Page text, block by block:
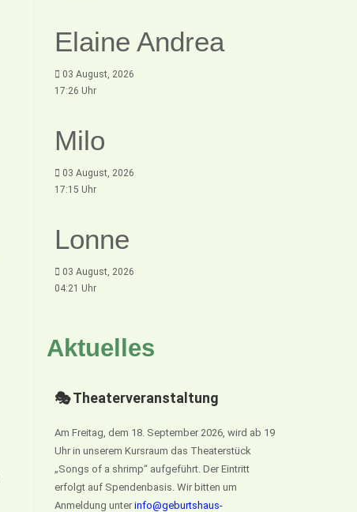
Elaine Andrea
03 August, 2026
17:26 Uhr
Milo
03 August, 2026
17:15 Uhr
Lonne
03 August, 2026
04:21 Uhr
Aktuelles
🎭 Theaterveranstaltung
Am Freitag, dem 18. September 2026, wird ab 19
Uhr in unserem Kursraum das Theaterstück
„Songs of a shrimp“ aufgeführt. Der Eintritt
erfolgt auf Spendenbasis. Wir bitten um
Anmeldung unter info@geburtshaus-